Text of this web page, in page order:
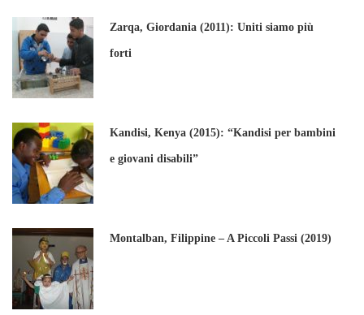
Zarqa, Giordania (2011): Uniti siamo più
forti
Kandisi, Kenya (2015): “Kandisi per bambini
e giovani disabili”
Montalban, Filippine – A Piccoli Passi (2019)